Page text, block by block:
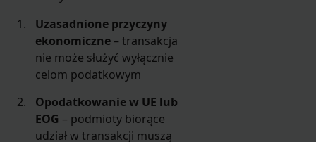
Uzasadnione przyczyny
ekonomiczne – transakcja
nie może służyć wyłącznie
celom podatkowym
Opodatkowanie w UE lub
EOG – podmioty biorące
udział w transakcji muszą